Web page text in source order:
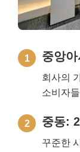
1 중앙
회사의
소비자
2 중동:
꾸준한